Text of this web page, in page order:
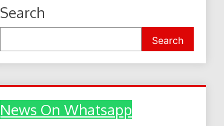
Search
Search
News On Whatsapp